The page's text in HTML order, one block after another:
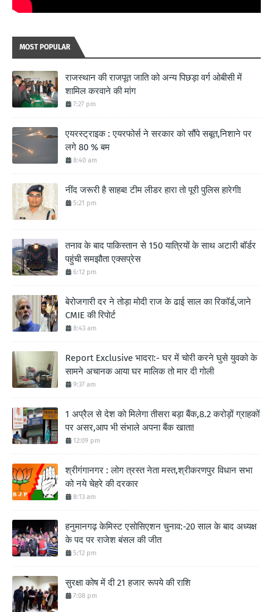
MOST POPULAR
राजस्थान की राजपूत जाति को अन्य पिछड़ा वर्ग ओबीसी में
शामिल करवाने की मांग
7:27 pm
एयरस्ट्राइक : एयरफोर्स ने सरकार को सौंपे सबूत,निशाने पर
लगे 80 % बम
8:40 am
नींद जरूरी है साहब! टीम लीडर हारा तो पूरी पुलिस हारेगी!
5:21 pm
तनाव के बाद पाकिस्तान से 150 यात्रियों के साथ अटारी बॉर्डर
पहुंची समझौता एक्सप्रेस
6:12 pm
बेरोजगारी दर ने तोड़ा मोदी राज के ढाई साल का रिकॉर्ड,जाने
CMIE की रिपोर्ट
8:43 am
Report Exclusive भादरा:- घर में चोरी करने घुसे युवको के
सामने अचानक आया घर मालिक तो मार दी गोली
9:37 am
1 अप्रैल से देश को मिलेगा तीसरा बड़ा बैंक,8.2 करोड़ों ग्राहकों
पर असर,आप भी संभाले अपना बैंक खाता!
12:09 pm
श्रीगंगानगर : लोग त्रस्त नेता मस्त,श्रीकरणपुर विधान सभा
को नये चेहरे की दरकार
8:13 am
हनुमानगढ़ केमिस्ट एसोसिएशन चुनाव:-20 साल के बाद अध्यक्ष
के पद पर राजेश बंसल की जीत
5:12 pm
सुरक्षा कोष में दी 21 हजार रूपये की राशि
7:08 pm